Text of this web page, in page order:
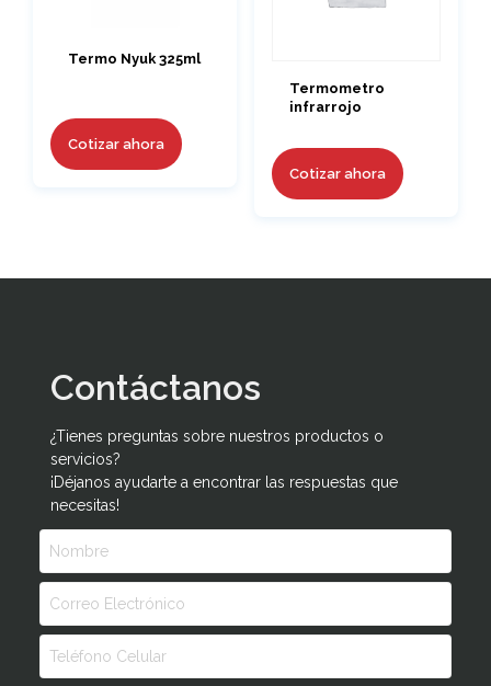
Termo Nyuk 325ml
Cotizar ahora
Termometro
infrarrojo
Cotizar ahora
Contáctanos
¿Tienes preguntas sobre nuestros productos o
servicios?
¡Déjanos ayudarte a encontrar las respuestas que
necesitas!